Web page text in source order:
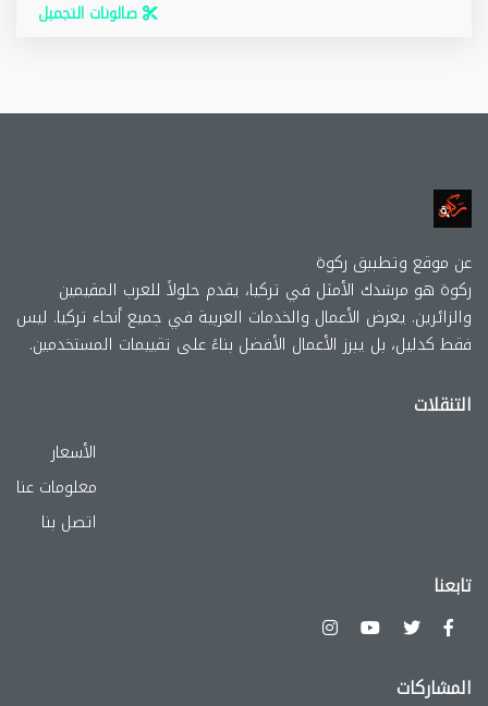
صالونات التجميل
عن موقع وتطببق ركوة
ركوة هو مرشدك الأمثل في تركيا، يقدم حلولاً للعرب المقيمين
والزائرين. يعرض الأعمال والخدمات العربية في جميع أنحاء تركيا. ليس
فقط كدليل، بل يبرز الأعمال الأفضل بناءً على تقييمات المستخدمين.
التنقلات
الأسعار
معلومات عنا
اتصل بنا
تابعنا
المشاركات